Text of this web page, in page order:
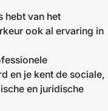
hebt van het
ook al ervaring in
en je kent de sociale,
en juridische